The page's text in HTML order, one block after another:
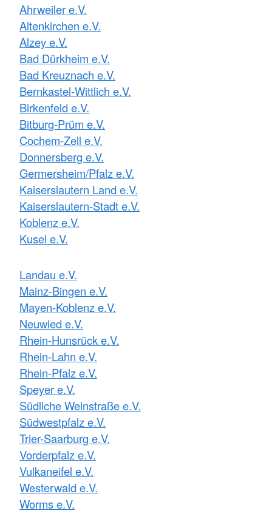
Ahrweiler e.V.
Altenkirchen e.V.
Alzey e.V.
Bad Dürkheim e.V.
Bad Kreuznach e.V.
Bernkastel-Wittlich e.V.
Birkenfeld e.V.
Bitburg-Prüm e.V.
Cochem-Zell e.V.
Donnersberg e.V.
Germersheim/Pfalz e.V.
Kaiserslautern Land e.V.
Kaiserslautern-Stadt e.V.
Koblenz e.V.
Kusel e.V.
Landau e.V.
Mainz-Bingen e.V.
Mayen-Koblenz e.V.
Neuwied e.V.
Rhein-Hunsrück e.V.
Rhein-Lahn e.V.
Rhein-Pfalz e.V.
Speyer e.V.
Südliche Weinstraße e.V.
Südwestpfalz e.V.
Trier-Saarburg e.V.
Vorderpfalz e.V.
Vulkaneifel e.V.
Westerwald e.V.
Worms e.V.